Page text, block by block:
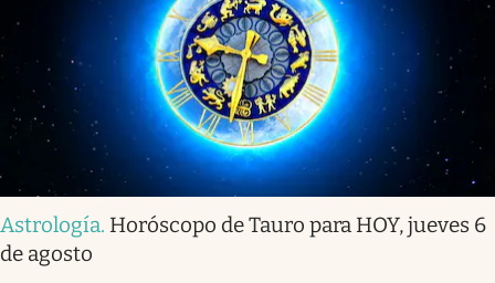
Astrología. Horóscopo de Tauro para HOY, jueves 6
de agosto